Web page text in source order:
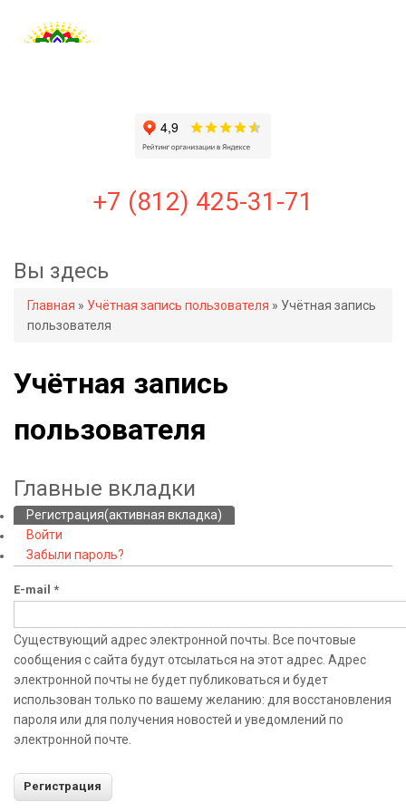
+7 (812) 425-31-71
Вы здесь
Главная » Учётная запись пользователя » Учётная запись
пользователя
Учётная запись
пользователя
Главные вкладки
Регистрация(активная вкладка)
Войти
Забыли пароль?
E-mail *
Существующий адрес электронной почты. Все почтовые
сообщения с сайта будут отсылаться на этот адрес. Адрес
электронной почты не будет публиковаться и будет
использован только по вашему желанию: для восстановления
пароля или для получения новостей и уведомлений по
электронной почте.